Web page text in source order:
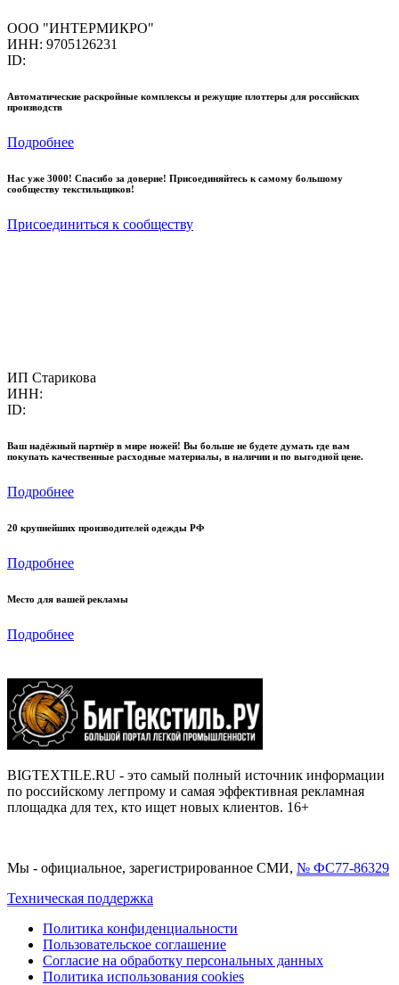
ООО "ИНТЕРМИКРО"
ИНН: 9705126231
ID:
Автоматические раскройные комплексы и режущие плоттеры для российских
производств
Подробнее
Нас уже 3000! Спасибо за доверие! Присоединяйтесь к самому большому
сообществу текстильщиков!
Присоединиться к сообществу
ИП Старикова
ИНН:
ID:
Ваш надёжный партнёр в мире ножей! Вы больше не будете думать где вам
покупать качественные расходные материалы, в наличии и по выгодной цене.
Подробнее
20 крупнейших производителей одежды РФ
Подробнее
Место для вашей рекламы
Подробнее
BIGTEXTILE.RU - это самый полный источник информации
по российскому легпрому и самая эффективная рекламная
площадка для тех, кто ищет новых клиентов. 16+
Мы - официальное, зарегистрированное СМИ, № ФС77-86329
Техническая поддержка
Политика конфиденциальности
Пользовательское соглашение
Согласие на обработку персональных данных
Политика использования cookies